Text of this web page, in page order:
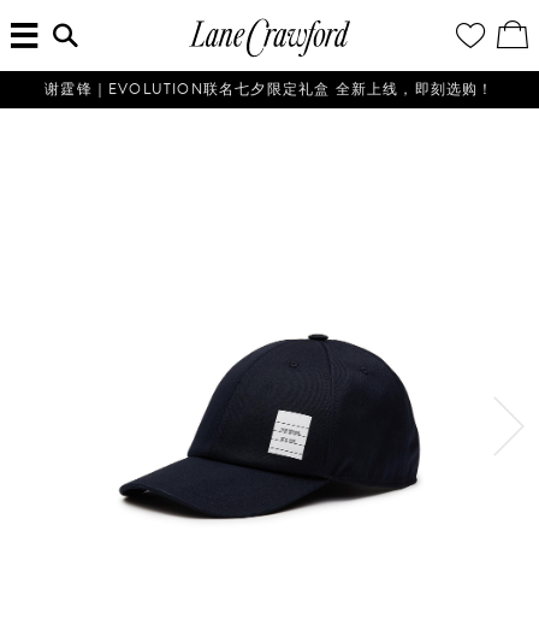
佛
探
的
愿
望
清
单
看
／
修
购
单
入
搜
索
信
息...
谢霆锋｜EVOLUTION联名七夕限定礼盒 全新上线，即刻选购！